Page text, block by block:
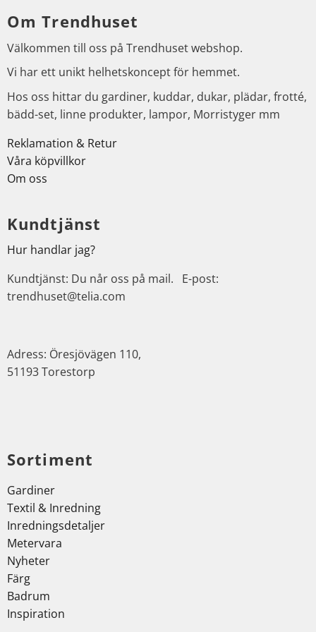
Om Trendhuset
Välkommen till oss på Trendhuset webshop.
Vi har ett unikt helhetskoncept för hemmet.
Hos oss hittar du gardiner, kuddar, dukar, plädar, frotté,
bädd-set, linne produkter, lampor, Morristyger mm
Reklamation & Retur
Våra köpvillkor
Om oss
Kundtjänst
Hur handlar jag?
Kundtjänst: Du når oss på mail. E-post:
trendhuset@telia.com
Adress: Öresjövägen 110,
51193 Torestorp
Sortiment
Gardiner
Textil & Inredning
Inredningsdetaljer
Metervara
Nyheter
Färg
Badrum
Inspiration